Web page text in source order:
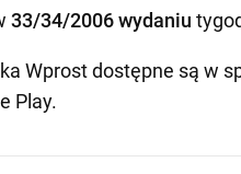
33/34/2006 wydaniu
Wprost dostępne są w
Play.